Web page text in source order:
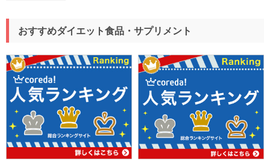
おすすめダイエット食品・サプリメント